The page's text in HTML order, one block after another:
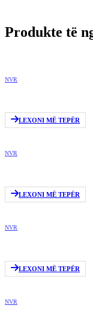
Produkte të
NVR
LEXONI MË TEPËR
NVR
LEXONI MË TEPËR
NVR
LEXONI MË TEPËR
NVR